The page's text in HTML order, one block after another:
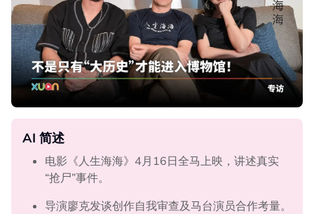
AI 简述
电影《人生海海》4月16日全马上映，讲述真实
“抢尸”事件。
导演廖克发谈创作自我审查及马台演员合作考量。